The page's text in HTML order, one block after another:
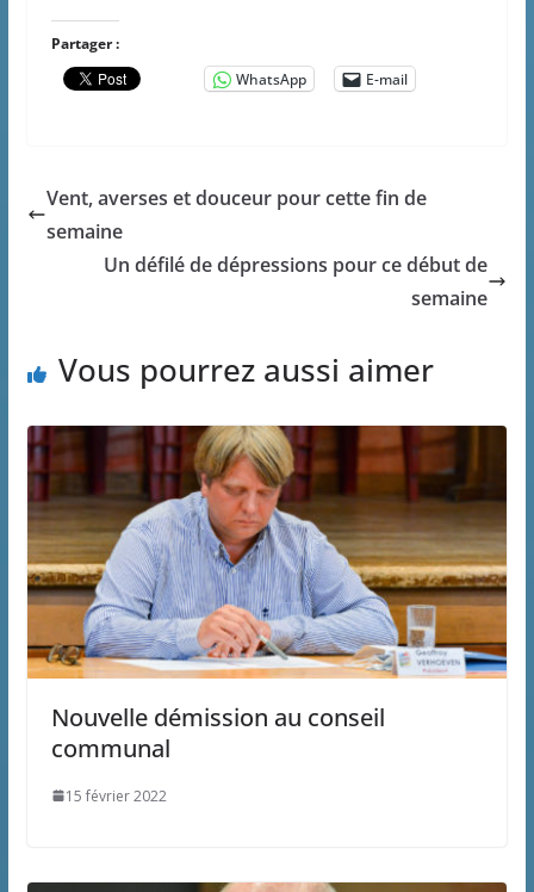
Partager :
WhatsApp
E-mail
Vent, averses et douceur pour cette fin de
semaine
Un défilé de dépressions pour ce début de
semaine
Vous pourrez aussi aimer
Nouvelle démission au conseil
communal
15 février 2022